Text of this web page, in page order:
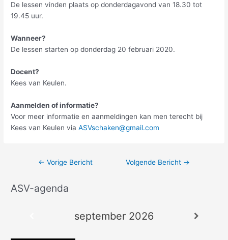
De lessen vinden plaats op donderdagavond van 18.30 tot
19.45 uur.
Wanneer?
De lessen starten op donderdag 20 februari 2020.
Docent?
Kees van Keulen.
Aanmelden of informatie?
Voor meer informatie en aanmeldingen kan men terecht bij
Kees van Keulen viaASVschaken@gmail.com
← Vorige Bericht Volgende Bericht →
ASV-agenda
september 2026
A